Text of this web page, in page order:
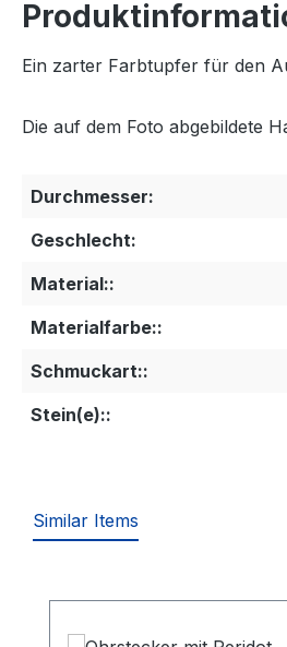
Ein zarter Farbtupfer für den
Die auf dem Foto abgebildete
Durchmesser:
Geschlecht:
Material::
Materialfarbe::
Schmuckart::
Stein(e)::
Similar Items